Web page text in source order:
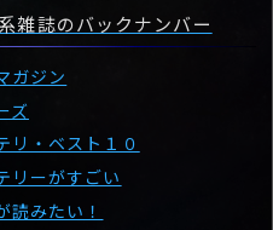
雑誌のバックナンバー
ガジン
ズ
リ・ベスト１０
リーがすごい
読みたい！